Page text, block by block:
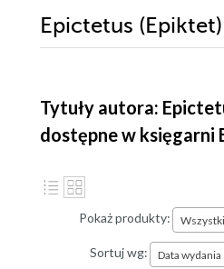
Epictetus
Tytuły autora:
dostępne w księgarni
Pokaż produkty:
Sortuj wg: Data wydania